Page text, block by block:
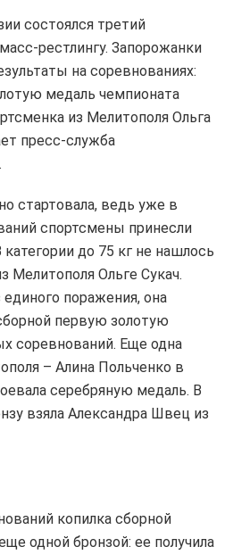
состоялся третий
рестлингу. Запорожанки
на соревнованиях:
медаль чемпионата
из Мелитополя Ольга
пресс-служба
стартовала, ведь уже в
спортсмены принесли
до 75 кг не нашлось
Мелитополя Ольге Сукач.
поражения, она
первую золотую
соревнований. Еще одна
– Алина Польченко в
серебряную медаль. В
взяла Александра Швец из
копилка сборной
одной бронзой: ее получила